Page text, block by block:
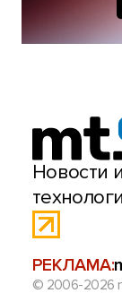
Новости
РЕКЛАМА:
© 2006-2026